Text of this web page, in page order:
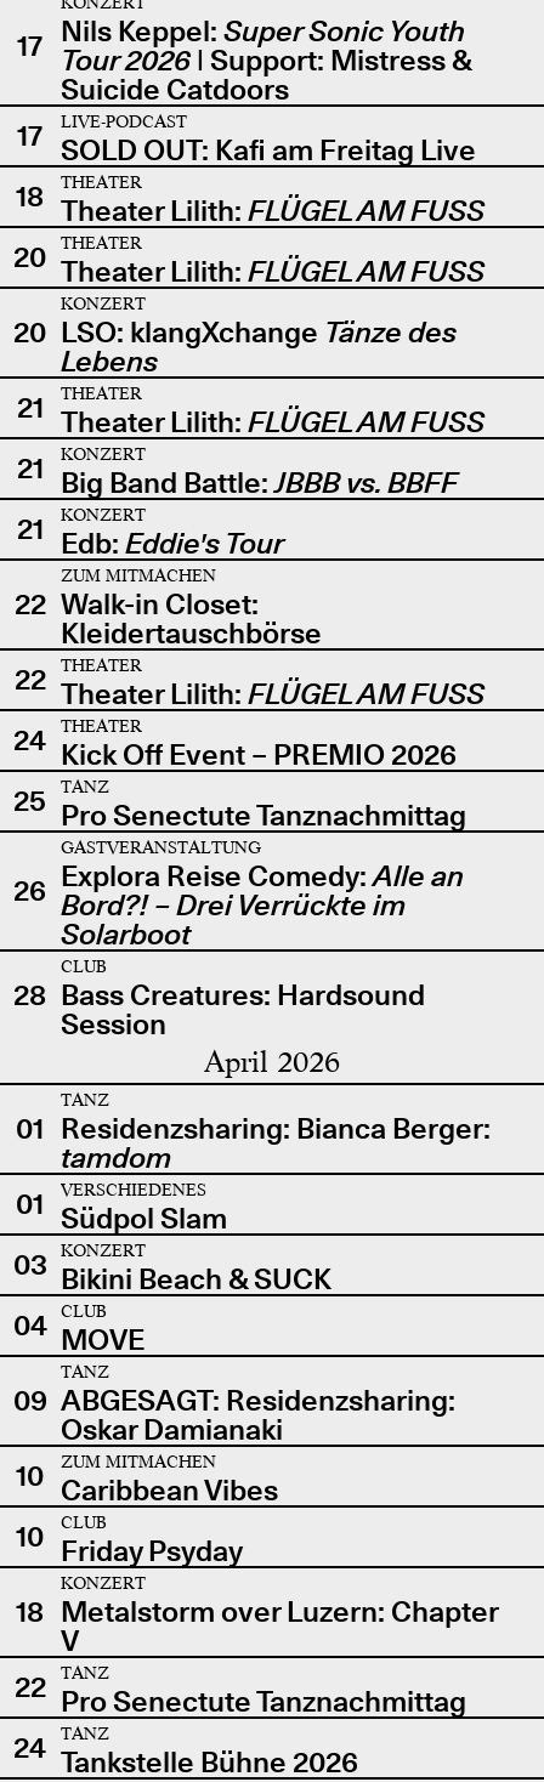
17 Nils Keppel: Super Sonic Youth
Tour 2026| Support: Mistress &
Suicide Catdoors
17
LIVE-PODCAST
SOLD OUT: Kafi am Freitag Live
18
THEATER
Theater Lilith: FLÜGEL AM FUSS
20
THEATER
Theater Lilith: FLÜGEL AM FUSS
20
KONZERT
LSO: klangXchange Tänze des
Lebens
21
THEATER
Theater Lilith: FLÜGEL AM FUSS
21
KONZERT
Big Band Battle:JBBB vs. BBFF
21
KONZERT
Edb: Eddie's Tour
22
ZUM MITMACHEN
Walk-in Closet:
Kleidertauschbörse
22
THEATER
Theater Lilith: FLÜGEL AM FUSS
24
THEATER
Kick Off Event – PREMIO 2026
25
TANZ
Pro Senectute Tanznachmittag
26
GASTVERANSTALTUNG
Explora Reise Comedy:Alle an
Bord?! – Drei Verrückte im
Solarboot
28
CLUB
Bass Creatures: Hardsound
Session
April 2026
01
TANZ
Residenzsharing: Bianca Berger:
tamdom
01
VERSCHIEDENES
Südpol Slam
03
KONZERT
Bikini Beach & SUCK
04
CLUB
MOVE
09
TANZ
ABGESAGT: Residenzsharing:
Oskar Damianaki
10
ZUM MITMACHEN
Caribbean Vibes
10
CLUB
Friday Psyday
18
KONZERT
Metalstorm over Luzern: Chapter
V
22
TANZ
Pro Senectute Tanznachmittag
24
TANZ
Tankstelle Bühne 2026